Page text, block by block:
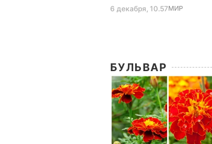
6 декабря, 10.57МИР
БУЛЬВАР